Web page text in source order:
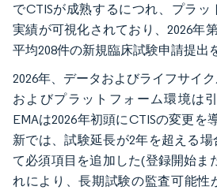
でCTISが成熟するにつれ、プラ
実績が可視化されており、2026年
平均208件の新規臨床試験申請提出
2026年、データおよびライフサイ
およびプラットフォーム環境は
EMAは2026年初頭にCTISの変更を
新では、試験延長が2年を超える
て必須項目を追加した(登録開始ま
れにより、長期試験の監査可能性